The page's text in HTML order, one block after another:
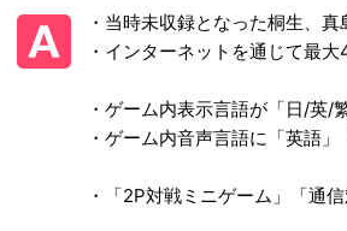
・当時未収録となった桐生、
・インターネットを通じて最
・ゲーム内表示言語が「日/英/
・ゲーム内音声言語に「英語
・「2P対戦ミニゲーム」「通